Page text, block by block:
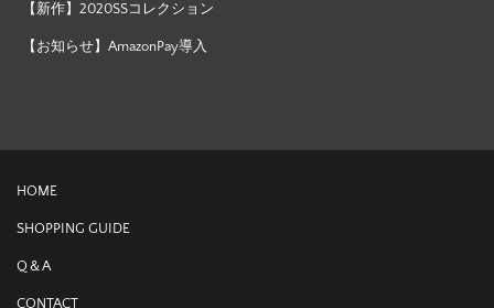
【新作】2020SSコレクション
【お知らせ】AmazonPay導入
HOME
SHOPPING GUIDE
Q＆A
CONTACT